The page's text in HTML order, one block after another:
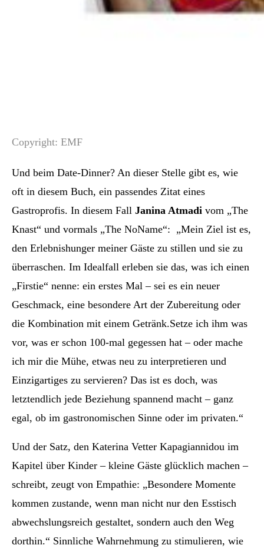
Copyright: EMF
Und beim Date-Dinner? An dieser Stelle gibt es, wie
oft in diesem Buch, ein passendes Zitat eines
Gastroprofis. In diesem Fall Janina Atmadi vom „The
Knast“ und vormals „The NoName“: „Mein Ziel ist es,
den Erlebnishunger meiner Gäste zu stillen und sie zu
überraschen. Im Idealfall erleben sie das, was ich einen
„Firstie“ nenne: ein erstes Mal – sei es ein neuer
Geschmack, eine besondere Art der Zubereitung oder
die Kombination mit einem Getränk.Setze ich ihm was
vor, was er schon 100-mal gegessen hat – oder mache
ich mir die Mühe, etwas neu zu interpretieren und
Einzigartiges zu servieren? Das ist es doch, was
letztendlich jede Beziehung spannend macht – ganz
egal, ob im gastronomischen Sinne oder im privaten.“
Und der Satz, den Katerina Vetter Kapagiannidou im
Kapitel über Kinder – kleine Gäste glücklich machen –
schreibt, zeugt von Empathie: „Besondere Momente
kommen zustande, wenn man nicht nur den Esstisch
abwechslungsreich gestaltet, sondern auch den Weg
dorthin.“ Sinnliche Wahrnehmung zu stimulieren, wie